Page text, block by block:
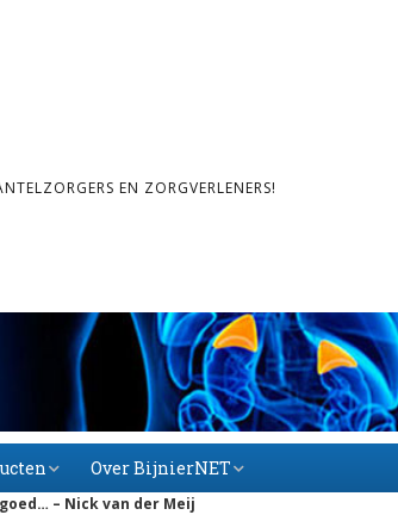
EN ZORGVERLENERS!
Over BijnierNET
– Nick van der Meij